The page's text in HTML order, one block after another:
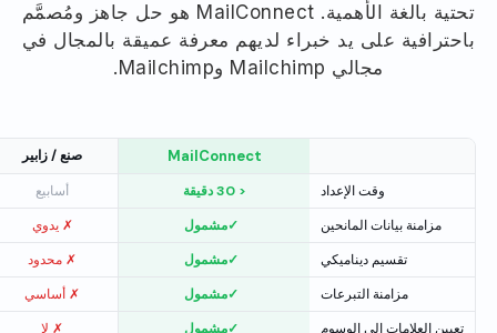
تحتية بالغة الأهمية. MailConnect هو حل جاهز ومُصمَّم
باحترافية على يد خبراء لديهم معرفة عميقة بالمجال في
مجالي Mailchimp وMailchimp.
MailConnect
صنع / زابير
وقت الإعداد
< 30 دقيقة
أسابيع
مزامنة بيانات المانحين
✓مشمول
✗ يدوي
تقسيم ديناميكي
✓مشمول
✗ محدود
مزامنة التبرعات
✓مشمول
✗ أساسي
تعيين العلامات إلى الوسوم
✓مشمول
✗ لا